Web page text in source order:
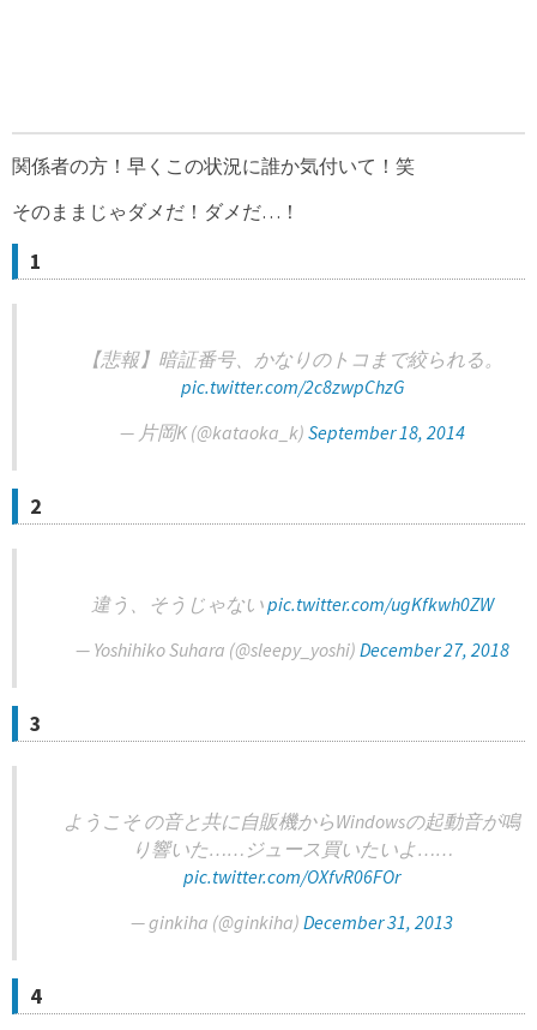
関係者の方！早くこの状況に誰か気付いて！笑
そのままじゃダメだ！ダメだ…！
1
【悲報】暗証番号、かなりのトコまで絞られる。
pic.twitter.com/2c8zwpChzG
— 片岡K (@kataoka_k) September 18, 2014
2
違う、そうじゃないpic.twitter.com/ugKfkwh0ZW
— Yoshihiko Suhara (@sleepy_yoshi) December 27, 2018
3
ようこそ の音と共に自販機からWindowsの起動音が鳴
り響いた……ジュース買いたいよ……
pic.twitter.com/OXfvR06FOr
— ginkiha (@ginkiha) December 31, 2013
4